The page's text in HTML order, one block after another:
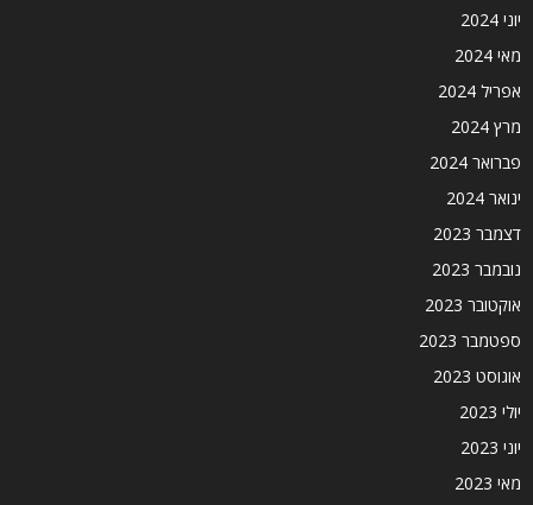
יוני 2024
מאי 2024
אפריל 2024
מרץ 2024
פברואר 2024
ינואר 2024
דצמבר 2023
נובמבר 2023
אוקטובר 2023
ספטמבר 2023
אוגוסט 2023
יולי 2023
יוני 2023
מאי 2023